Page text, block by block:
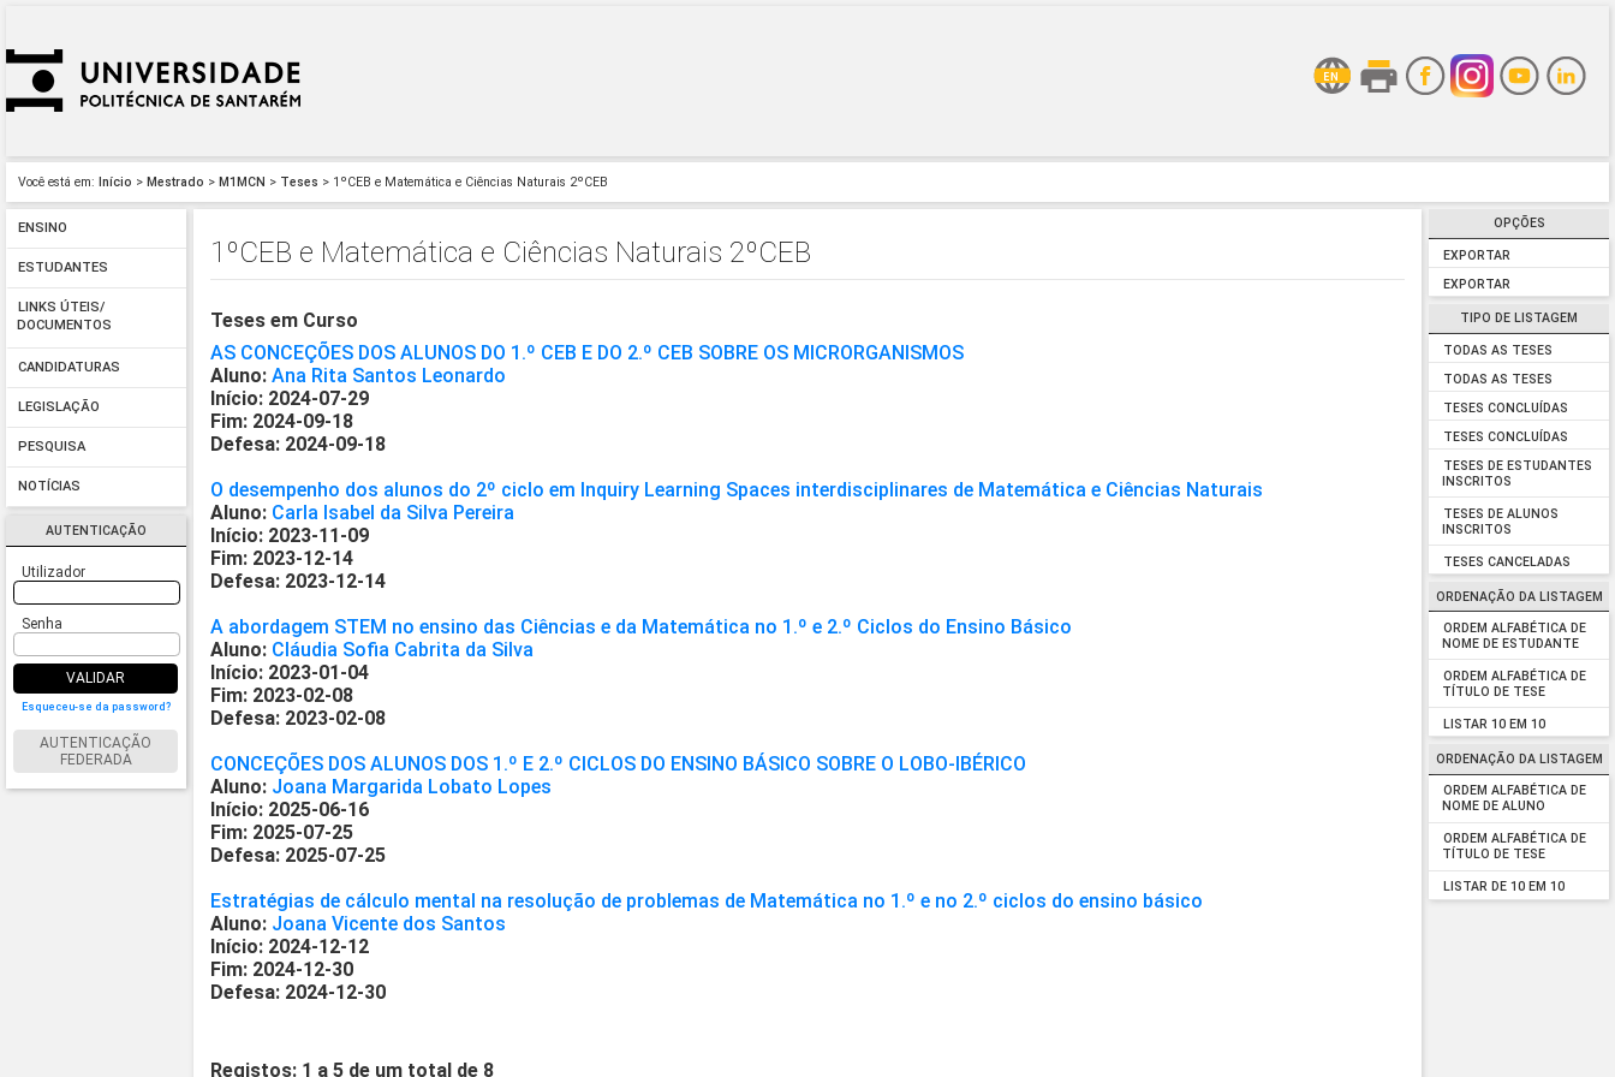
Você está em: Início > Mestrado > M1MCN > Teses > 1ºCEB e Matemática e Ciências Naturais 2ºCEB
ENSINO
ESTUDANTES
LINKS ÚTEIS/
DOCUMENTOS
CANDIDATURAS
LEGISLAÇÃO
PESQUISA
NOTÍCIAS
AUTENTICAÇÃO
Utilizador
Senha
VALIDAR
Esqueceu-se da password?
AUTENTICAÇÃO
FEDERADA
OPÇÕES
EXPORTAR
EXPORTAR
TIPO DE LISTAGEM
TODAS AS TESES
TODAS AS TESES
TESES CONCLUÍDAS
TESES CONCLUÍDAS
TESES DE ESTUDANTES
INSCRITOS
TESES DE ALUNOS
INSCRITOS
TESES CANCELADAS
ORDENAÇÃO DA LISTAGEM
ORDEM ALFABÉTICA DE
NOME DE ESTUDANTE
ORDEM ALFABÉTICA DE
TÍTULO DE TESE
LISTAR 10 EM 10
ORDENAÇÃO DA LISTAGEM
ORDEM ALFABÉTICA DE
NOME DE ALUNO
ORDEM ALFABÉTICA DE
TÍTULO DE TESE
LISTAR DE 10 EM 10
1ºCEB e Matemática e Ciências Naturais 2ºCEB
Teses em Curso
AS CONCEÇÕES DOS ALUNOS DO 1.º CEB E DO 2.º CEB SOBRE OS MICRORGANISMOS
Aluno:Ana Rita Santos Leonardo
Início: 2024-07-29
Fim: 2024-09-18
Defesa: 2024-09-18
O desempenho dos alunos do 2º ciclo em Inquiry Learning Spaces interdisciplinares de Matemática e Ciências Naturais
Aluno: Carla Isabel da Silva Pereira
Início: 2023-11-09
Fim: 2023-12-14
Defesa: 2023-12-14
A abordagem STEM no ensino das Ciências e da Matemática no 1.º e 2.º Ciclos do Ensino Básico
Aluno: Cláudia Sofia Cabrita da Silva
Início: 2023-01-04
Fim: 2023-02-08
Defesa: 2023-02-08
CONCEÇÕES DOS ALUNOS DOS 1.º E 2.º CICLOS DO ENSINO BÁSICO SOBRE O LOBO-IBÉRICO
Aluno: Joana Margarida Lobato Lopes
Início: 2025-06-16
Fim: 2025-07-25
Defesa: 2025-07-25
Estratégias de cálculo mental na resolução de problemas de Matemática no 1.º e no 2.º ciclos do ensino básico
Aluno: Joana Vicente dos Santos
Início: 2024-12-12
Fim: 2024-12-30
Defesa: 2024-12-30
Registos: 1 a 5 de um total de 8